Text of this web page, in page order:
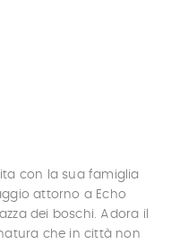
con la sua famiglia
attorno a Echo
dei boschi. Adora il
che in città non